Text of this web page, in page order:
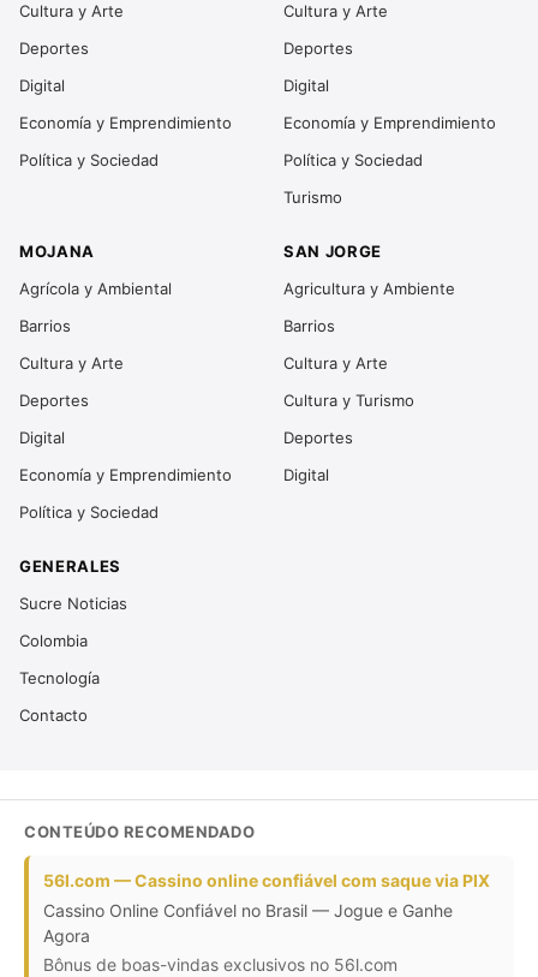
Cultura y Arte
Deportes
Digital
Economía y Emprendimiento
Política y Sociedad
Cultura y Arte
Deportes
Digital
Economía y Emprendimiento
Política y Sociedad
Turismo
MOJANA
Agrícola y Ambiental
Barrios
Cultura y Arte
Deportes
Digital
Economía y Emprendimiento
Política y Sociedad
SAN JORGE
Agricultura y Ambiente
Barrios
Cultura y Arte
Cultura y Turismo
Deportes
Digital
GENERALES
Sucre Noticias
Colombia
Tecnología
Contacto
CONTEÚDO RECOMENDADO
56l.com — Cassino online confiável com saque via PIX
Cassino Online Confiável no Brasil — Jogue e Ganhe
Agora
Bônus de boas-vindas exclusivos no 56l.com